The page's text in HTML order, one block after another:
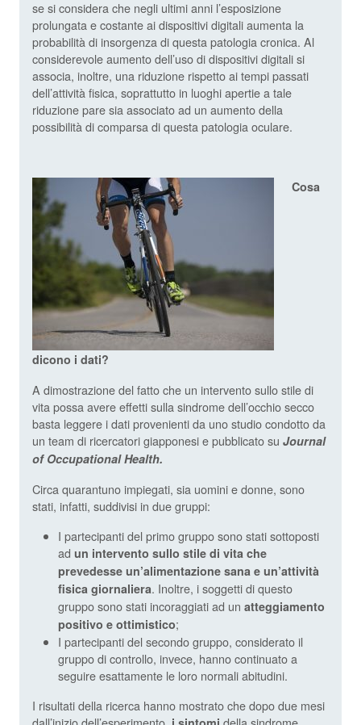
se si considera che negli ultimi anni l’esposizione
prolungata e costante ai dispositivi digitali aumenta la
probabilità di insorgenza di questa patologia cronica. Al
considerevole aumento dell’uso di dispositivi digitali si
associa, inoltre, una riduzione rispetto ai tempi passati
dell’attività fisica, soprattutto in luoghi apertie a tale
riduzione pare sia associato ad un aumento della
possibilità di comparsa di questa patologia oculare.
Cosa
dicono i dati?
A dimostrazione del fatto che un intervento sullo stile di
vita possa avere effetti sulla sindrome dell’occhio secco
basta leggere i dati provenienti da uno studio condotto da
un team di ricercatori giapponesi e pubblicato su Journal
of Occupational Health.
Circa quarantuno impiegati, sia uomini e donne, sono
stati, infatti, suddivisi in due gruppi:
I partecipanti del primo gruppo sono stati sottoposti
ad un intervento sullo stile di vita che
prevedesse un’alimentazione sana e un’attività
fisica giornaliera. Inoltre, i soggetti di questo
gruppo sono stati incoraggiati ad un atteggiamento
positivo e ottimistico;
I partecipanti del secondo gruppo, considerato il
gruppo di controllo, invece, hanno continuato a
seguire esattamente le loro normali abitudini.
I risultati della ricerca hanno mostrato che dopo due mesi